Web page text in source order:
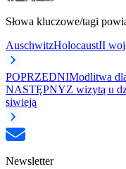
Słowa kluczowe/tagi
AuschwitzHolocaustII
POPRZEDNIModlitwa
NASTĘPNYZ wizytą u
siwieją
Newsletter